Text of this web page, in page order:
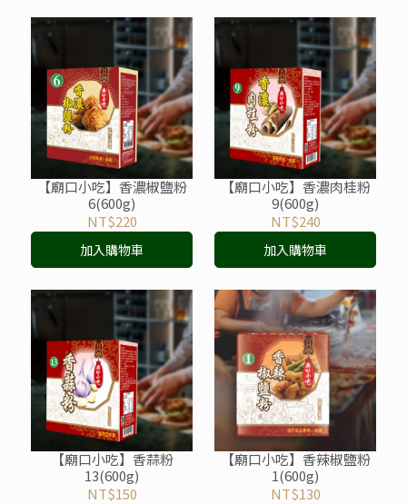
【廟口小吃】香濃椒鹽粉
6(600g)
NT$220
加入購物車
【廟口小吃】香濃肉桂粉
9(600g)
NT$240
加入購物車
【廟口小吃】香蒜粉
13(600g)
NT$150
【廟口小吃】香辣椒鹽粉
1(600g)
NT$130